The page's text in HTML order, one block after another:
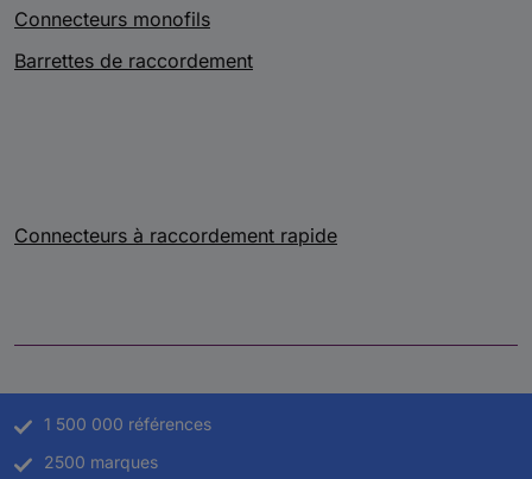
Connecteurs monofils
Barrettes de raccordement
Connecteurs à raccordement rapide
1 500 000 références
2500 marques